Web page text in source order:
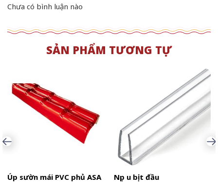
Chưa có bình luận nào
SẢN PHẨM TƯƠNG TỰ
Úp sườn mái PVC phủ ASA Nẹp u bịt đầu